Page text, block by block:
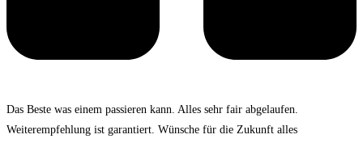
Das Beste was einem passieren kann. Alles sehr fair abgelaufen.
Weiterempfehlung ist garantiert. Wünsche für die Zukunft alles